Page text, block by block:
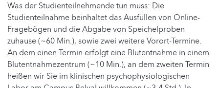
Was der Studienteilnehmende tun muss: Die
Studienteilnahme beinhaltet das Ausfüllen von Online-
Fragebögen und die Abgabe von Speichelproben
zuhause (~60 Min.), sowie zwei weitere Vorort-Termine.
An dem einen Termin erfolgt eine Blutentnahme in einem
Blutentnahmezentrum (~10 Min.), an dem zweiten Termin
heißen wir Sie im klinischen psychophysiologischen